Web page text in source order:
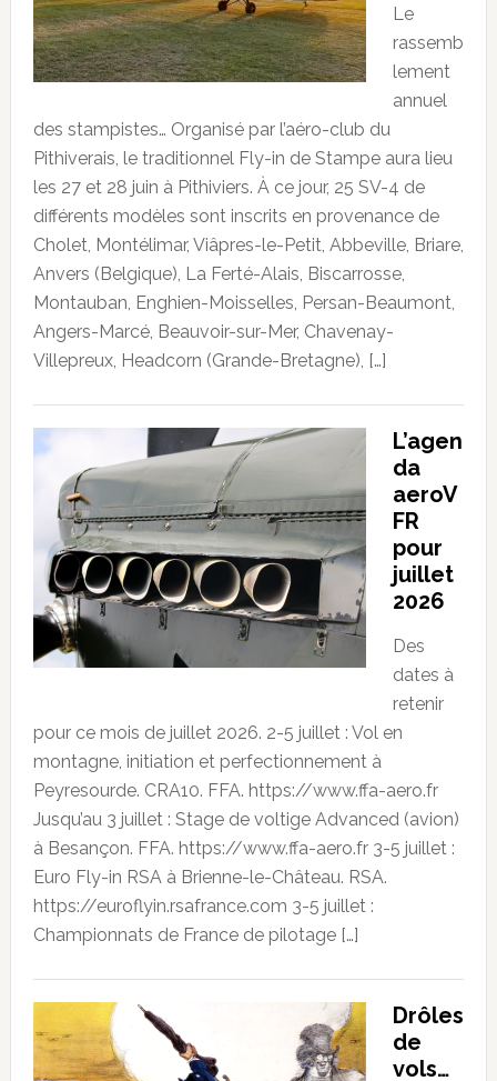
Le
rassemb
lement
annuel
des stampistes… Organisé par l’aéro-club du
Pithiverais, le traditionnel Fly-in de Stampe aura lieu
les 27 et 28 juin à Pithiviers. À ce jour, 25 SV-4 de
différents modèles sont inscrits en provenance de
Cholet, Montélimar, Viâpres-le-Petit, Abbeville, Briare,
Anvers (Belgique), La Ferté-Alais, Biscarrosse,
Montauban, Enghien-Moisselles, Persan-Beaumont,
Angers-Marcé, Beauvoir-sur-Mer, Chavenay-
Villepreux, Headcorn (Grande-Bretagne), […]
L’agen
da
aeroV
FR
pour
juillet
2026
Des
dates à
retenir
pour ce mois de juillet 2026. 2-5 juillet : Vol en
montagne, initiation et perfectionnement à
Peyresourde. CRA10. FFA. https://www.ffa-aero.fr
Jusqu’au 3 juillet : Stage de voltige Advanced (avion)
à Besançon. FFA. https://www.ffa-aero.fr 3-5 juillet :
Euro Fly-in RSA à Brienne-le-Château. RSA.
https://euroflyin.rsafrance.com 3-5 juillet :
Championnats de France de pilotage […]
Drôles
de
vols…